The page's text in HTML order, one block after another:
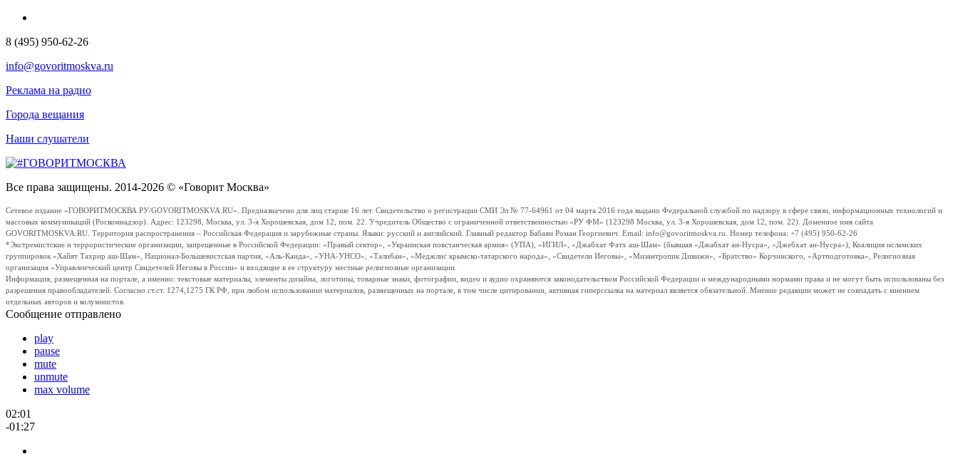
8 (495) 950-62-26
info@govoritmoskva.ru
Реклама на радио
Города вещания
Наши слушатели
Все права защищены. 2014-2026 © «Говорит Москва»
Сетевое издание «ГОВОРИТМОСКВА.РУ/GOVORITMOSKVA.RU». Предназначено для лиц старше 16 лет. Свидетельство о регистрации СМИ Эл № 77-64961 от 04 марта 2016 года выдано Федеральной службой по надзору в сфере связи, информационных технологий и
массовых коммуникаций (Роскомнадзор). Адрес: 123298, Москва, ул. 3-я Хорошевская, дом 12, пом. 22. Учредитель Общество с ограниченной ответственностью «РУ ФМ» (123298 Москва, ул. 3-я Хорошевская, дом 12, пом. 22). Доменное имя сайта
GOVORITMOSKVA.RU. Территория распространения – Российская Федерация и зарубежные страны. Языки: русский и английский. Главный редактор Бабаян Роман Георгиевич. Email: info@govoritmoskva.ru. Номер телефона: +7 (495) 950-62-26
*Экстремистские и террористические организации, запрещенные в Российской Федерации: «Правый сектор», «Украинская повстанческая армия» (УПА), «ИГИЛ», «Джабхат Фатх аш-Шам» (бывшая «Джабхат ан-Нусра», «Джебхат ан-Нусра»), Коалиция исламских
группировок «Хайят Тахрир аш-Шам», Национал-Большевистская партия, «Аль-Каида», «УНА-УНСО», «Талибан», «Меджлис крымско-татарского народа», «Свидетели Иеговы», «Мизантропик Дивижн», «Братство» Корчинского, «Артподготовка», Религиозная
организация «Управленческий центр Свидетелей Иеговы в России» и входящие в ее структуру местные религиозные организации.
Информация, размещенная на портале, а именно: текстовые материалы, элементы дизайна, логотипы, товарные знаки, фотографии, видео и аудио охраняются законодательством Российской Федерации и международными нормами права и не могут быть использованы без
разрешения правообладателей. Согласно ст.ст. 1274,1275 ГК РФ, при любом использовании материалов, размещенных на портале, в том числе цитировании, активная гиперссылка на материал является обязательной. Мнение редакции может не совпадать с мнением
отдельных авторов и колумнистов.
Сообщение отправлено
play
pause
mute
unmute
max volume
02:01
-01:27